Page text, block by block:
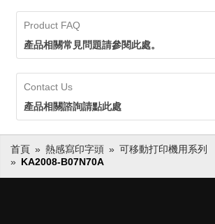
Product FAQ
產品相關常見問題請參閱此處。
Contact Us
產品相關諮詢請點此處
首頁 熱感寫印字頭
可移動打印機用系列
KA2008-B07N70A